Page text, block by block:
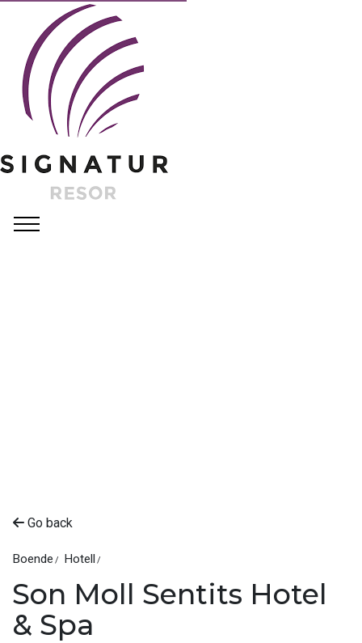
Go back
Boende Hotell
Son Moll Sentits Hotel
& Spa